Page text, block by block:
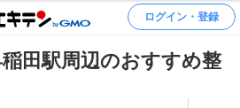
ログイン・登録
稲田駅周辺のおすすめ整